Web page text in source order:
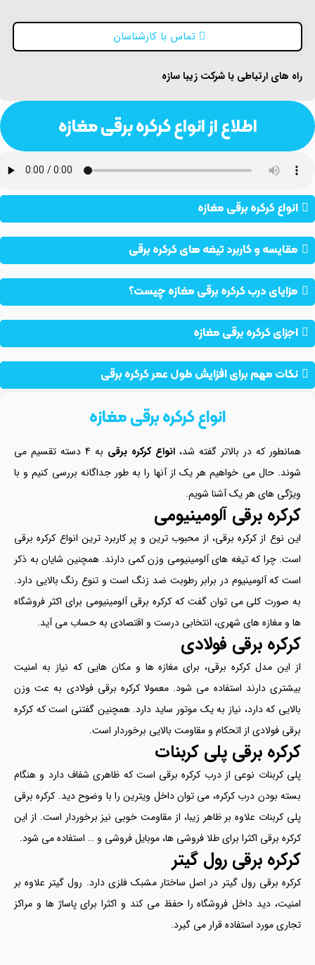
تماس با کارشناسان
راه های ارتباطی با شرکت زیبا سازه
اطلاع از انواع کرکره برقی مغازه
انواع کرکره برقی مغازه
مقایسه و کاربرد تیغه های کرکره برقی
مزایای درب کرکره برقی مغازه چیست؟​
اجزای کرکره برقی مغازه
نکات مهم برای افزایش طول عمر کرکره برقی
انواع کرکره برقی مغازه
همانطور که در بالاتر گفته شد،انواع کرکره برقی
به 4 دسته تقسیم می
شوند. حال می خواهیم هر یک از آنها را به طور جداگانه بررسی کنیم و با
ویژگی های هر یک آشنا شویم.
کرکره برقی آلومینیومی
این نوع از کرکره برقی، از محبوب ترین و پر کاربرد ترین انواع کرکره برقی
است. چرا که تیغه های آلومینیومی وزن کمی دارند. همچنین شایان به ذکر
است که آلومینیوم در برابر رطوبت ضد زنگ است و تنوع رنگ بالایی دارد.
به صورت کلی می توان گفت که کرکره برقی آلومینیومی برای اکثر فروشگاه
ها و مغازه های شهری، انتخابی درست و اقتصادی به حساب می آید.
کرکره برقی فولادی
از این مدل کرکره برقی، برای مغازه ها و مکان هایی که نیاز به امنیت
بیشتری دارند استفاده می شود. معمولا کرکره برقی فولادی به عت وزن
بالایی که دارد، نیاز به یک موتور ساید دارد. همچنین گفتنی است که کرکره
برقی فولادی از اتحکام و مقاومت بالایی برخوردار است.
کرکره برقی پلی کربنات
پلی کربنات نوعی از درب کرکره برقی است که ظاهری شفاف دارد و هنگام
بسته بودن درب کرکره، می توان داخل ویترین را با وضوح دید. کرکره برقی
پلی کربنات علاوه بر ظاهر زیبا، از مقاومت خوبی نیز برخوردار است. از این
کرکره برقی اکثرا برای طلا فروشی ها، موبایل فروشی و … استفاده می شود.
کرکره برقی رول گیتر
کرکره برقی رول گیتر در اصل ساختار مشبک فلزی دارد. رول گیتر علاوه بر
امنیت، دید داخل فروشگاه را حفظ می کند و اکثرا برای پاساژ ها و مراکز
تجاری مورد استفاده قرار می گیرد.